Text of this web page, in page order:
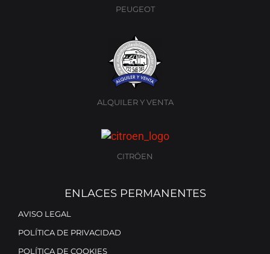
PEUGEOT
ALQUILER Y VENTA
CITRÖEN
ENLACES PERMANENTES
AVISO LEGAL
POLÍTICA DE PRIVACIDAD
POLÍTICA DE COOKIES